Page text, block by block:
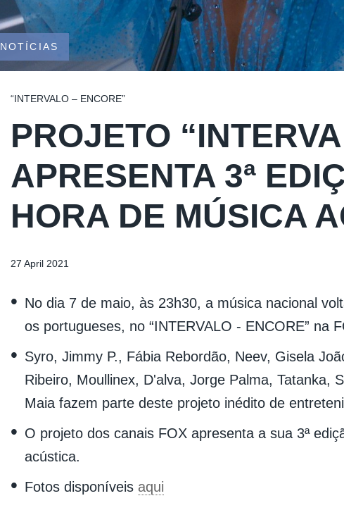
NOTÍCIAS
“INTERVALO – ENCORE”
PROJETO
APRESENTA 3ª
HORA DE MÚSICA
27 April 2021
No dia 7 de maio, às 23h30, a música nacional
os portugueses, no “INTERVALO - ENCORE” na
Syro, Jimmy P., Fábia Rebordão, Neev, Gisela
Ribeiro, Moullinex, D'alva, Jorge Palma, Tatanka,
Maia fazem parte deste projeto inédito de
O projeto dos canais FOX apresenta a sua 3ª
acústica.
Fotos disponíveis aqui